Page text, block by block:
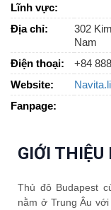
Lĩnh vực:
Địa chỉ:
302
Nam
Điện thoại:
+84
Website:
Fanpage:
GIỚI THIỆU
Thủ đô Budapest
nằm ở Trung Âu